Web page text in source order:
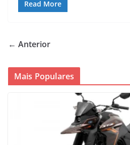
Read More
← Anterior
Mais Populares